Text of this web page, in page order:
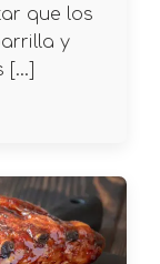
que los
y
[…]